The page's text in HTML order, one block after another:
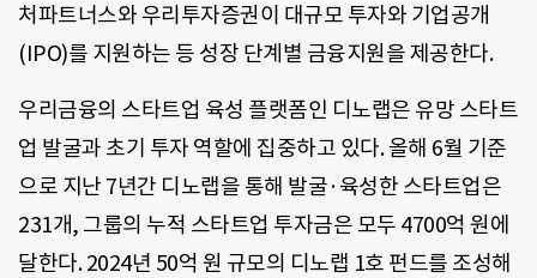
처파트너스와 우리투자증권이 대규모 투자와 기업공개
(IPO)를 지원하는 등 성장 단계별 금융지원을 제공한다.
우리금융의 스타트업 육성 플랫폼인 디노랩은 유망 스타트
업 발굴과 초기 투자 역할에 집중하고 있다. 올해 6월 기준
으로 지난 7년간 디노랩을 통해 발굴·육성한 스타트업은
231개, 그룹의 누적 스타트업 투자금은 모두 4700억 원에
달한다. 2024년 50억 원 규모의 디노랩 1호 펀드를 조성해